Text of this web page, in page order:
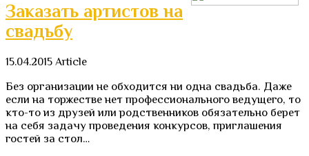
Заказать артистов на
свадьбу
15.04.2015 Article
Без организации не обходится ни одна свадьба. Даже
если на торжестве нет профессионального ведущего, то
кто-то из друзей или родственников обязательно берет
на себя задачу проведения конкурсов, приглашения
гостей за стол…